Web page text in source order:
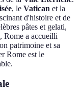
, le Vatican et la
d'histoire et de
pâtes et gelati,
Rome a accueilli
patrimoine et sa
Rome est le